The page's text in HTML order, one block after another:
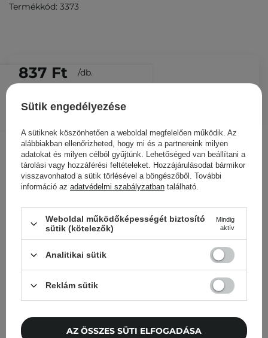
837 Ft /db.
Termékkód: 3373
nézegették
Sütik engedélyezése
A sütiknek köszönhetően a weboldal megfelelően működik. Az
alábbiakban ellenőrizheted, hogy mi és a partnereink milyen
adatokat és milyen célból gyűjtünk. Lehetőséged van beállítani a
tárolási vagy hozzáférési feltételeket. Hozzájárulásodat bármikor
visszavonhatod a sütik törlésével a böngészőből. További
információ az adatvédelmi szabályzatban található.
Weboldal működőképességét biztosító
sütik (kötelezők)
Mindig
aktív
Analitikai sütik
Reklám sütik
AZ ÖSSZES SÜTI ELFOGADÁSA